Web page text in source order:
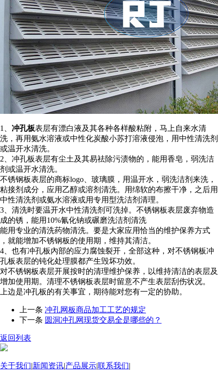
1、 冲孔板表层有漂白液及其各种各样酸粘附，马上自来水清
洗，再用氨水溶液或中性化炭酸小苏打溶液侵泡，用中性清洗剂
或温开水清洗。
2、冲孔板表层有尘土及其易祛除污渍物的，能用香皂，弱洗洁
剂或温开水清洗。
不锈钢板表层的商标logo、玻璃膜，用温开水，弱洗洁剂来洗，
粘接剂成分，应用乙醇或溶剂清洗。用绵软的布擦干净，之后用
中性清洗剂或氨水溶液或用专用型洗洁剂清理。
3、清洗时要温开水中性清洗剂可洗掉。不锈钢板表层废弃物造
成的锈，能用10%氰化钠或碾磨洗洁剂清洗
能用专业的清洗药物清洗。要是大家应用恰当的维护保养方式
，就能增加不锈钢板的使用期，维持其清洁。
4、也有冲孔板內部的应力腐蚀裂开，全部这种，对不锈钢板冲
孔板表层的钝化处理膜都产生毁坏功效。
对不锈钢板表层开展按时的清理维护保养，以维持清洁的表层及
增加使用期。清理不锈钢板表层时留意不产生表层刮伤状况。
上边是冲孔板的有关事宜，期待能对您有一定的协助。
上一条 冲孔网板商品加工工艺的规定
下一条 圆洞冲孔网现货交易全是哪些的？
返回列表
关于我们|新闻资讯|产品展示|联系我们|